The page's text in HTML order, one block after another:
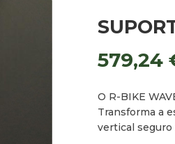
579,24
O R-BIKE
Transforma a
vertical seguro